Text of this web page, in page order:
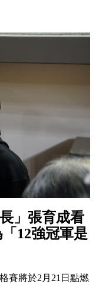
」張育成看
12強冠軍是
賽將於2月21日點燃